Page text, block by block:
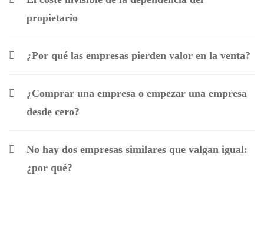
propietario
¿Por qué las empresas pierden valor en la venta?
¿Comprar una empresa o empezar una empresa
desde cero?
No hay dos empresas similares que valgan igual:
¿por qué?